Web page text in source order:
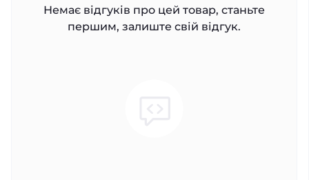
Немає відгуків про цей товар, станьте
першим, залиште свій відгук.